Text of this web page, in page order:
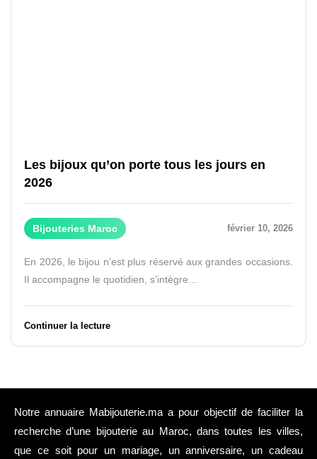
Les bijoux qu’on porte tous les jours en
2026
Bijouteries Maroc février 10, 2026
En 2026, le bijou n’est plus réservé aux grandes occasions.
Il accompagne le quotidien, s’intègre…
Continuer la lecture
Notre annuaire Mabijouterie.ma a pour objectif de faciliter la
recherche d’une bijouterie au Maroc, dans toutes les villes,
que ce soit pour un mariage, un anniversaire, un cadeau